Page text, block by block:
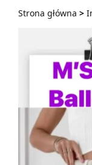
Strona główna >